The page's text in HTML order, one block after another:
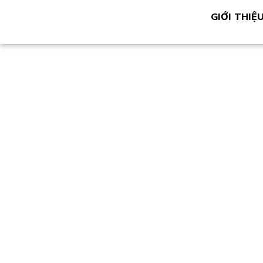
GIỚI THIỆU